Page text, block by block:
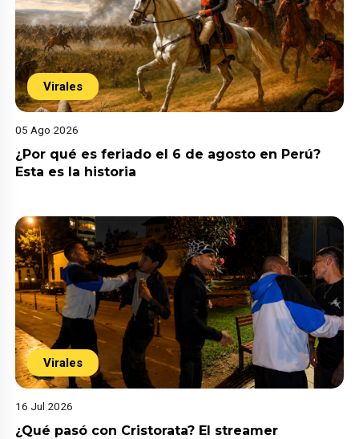
Virales
05 Ago 2026
¿Por qué es feriado el 6 de agosto en Perú?
Esta es la historia
Virales
16 Jul 2026
¿Qué pasó con Cristorata? El streamer